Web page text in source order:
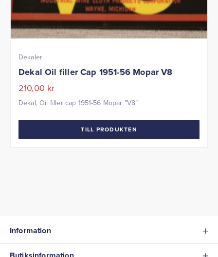
Dekaler
Dekal Oil filler Cap 1951-56 Mopar V8
210,00 kr
Dekal, Oil filler cap 1951-56 Mopar ”V8”
TILL PRODUKTEN
Information